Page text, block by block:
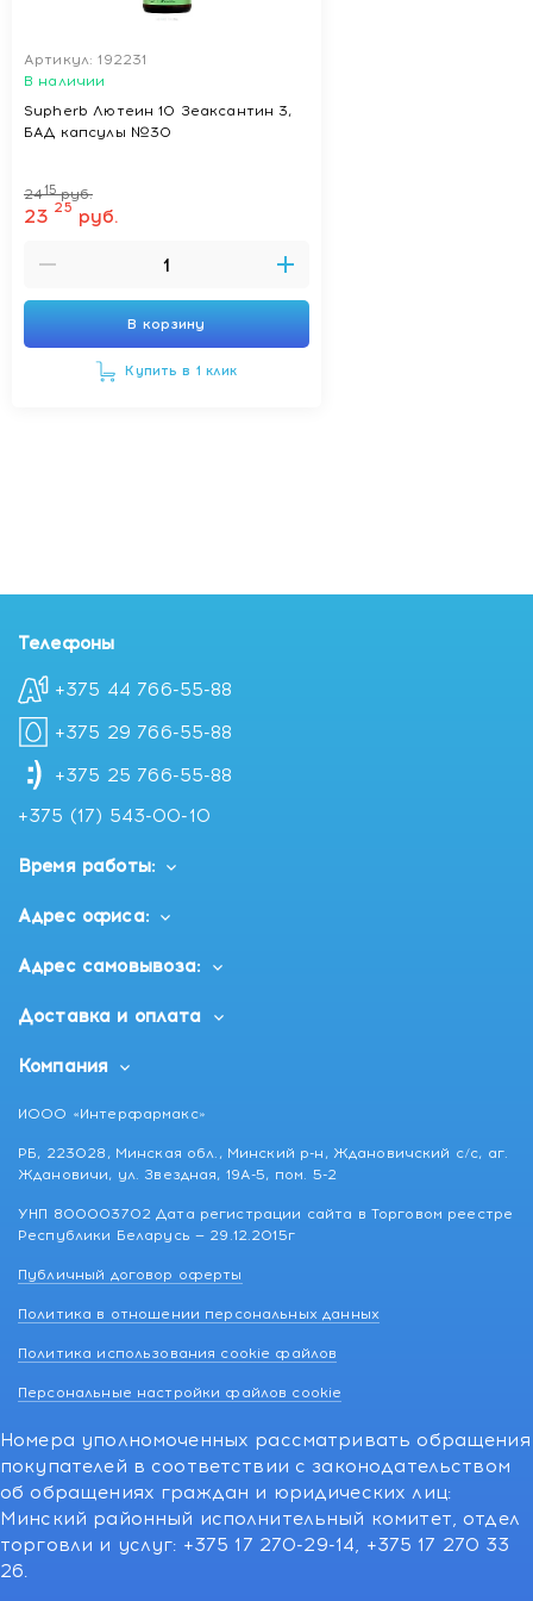
Хранить при температуре не выше 25 °C, в сухом месте,
Беречь от детей.
Артикул: 192231
В наличии
Supherb Лютеин 10 Зеаксантин 3,
БАД капсулы №30
2415 руб.
23 25 руб.
В корзину
Купить в 1 клик
Телефоны
+375 44 766-55-88
+375 29 766-55-88
+375 25 766-55-88
+375 (17) 543-00-10
Время работы:
Адрес офиса:
Адрес самовывоза:
Доставка и оплата
Компания
ИООО «Интерфармакс»
РБ, 223028, Минская обл., Минский р-н, Ждановичский с/с, аг.
Ждановичи, ул. Звездная, 19А-5, пом. 5-2
УНП 800003702 Дата регистрации сайта в Торговом реестре
Республики Беларусь — 29.12.2015г
Публичный договор оферты
Политика в отношении персональных данных
Политика использования cookie файлов
Персональные настройки файлов cookie
Номера уполномоченных рассматривать обращения
покупателей в соответствии с законодательством
об обращениях граждан и юридических лиц:
Минский районный исполнительный комитет, отдел
торговли и услуг: +375 17 270-29-14, +375 17 270 33
26.